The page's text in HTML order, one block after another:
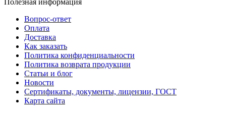
Полезная информация
Вопрос-ответ
Оплата
Доставка
Как заказать
Политика конфиденциальности
Политика возврата продукции
Статьи и блог
Новости
Сертификаты, документы, лицензии, ГОСТ
Карта сайта